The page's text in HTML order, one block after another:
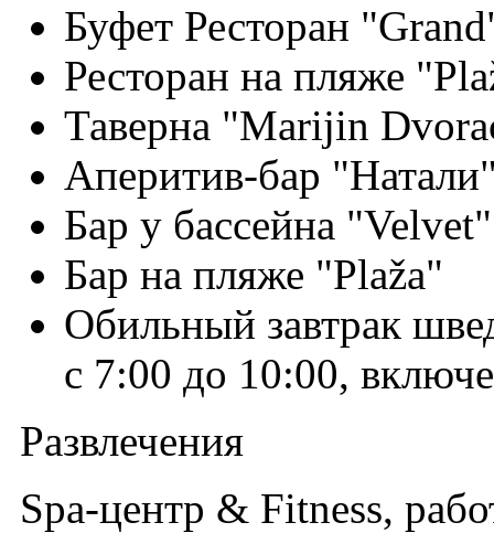
Буфет Ресторан
Ресторан на пляже
Таверна "Marijin
Аперитив-бар
Бар у бассейна "Velvet"
Бар на пляже "Plaža"
Обильный завтрак
с 7:00 до 10:00,
Развлечения
Spa-центр & Fitness,